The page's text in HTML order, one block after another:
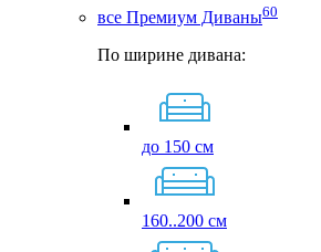
все Премиум Диваны60
По ширине дивана:
до 150 см
160..200 см